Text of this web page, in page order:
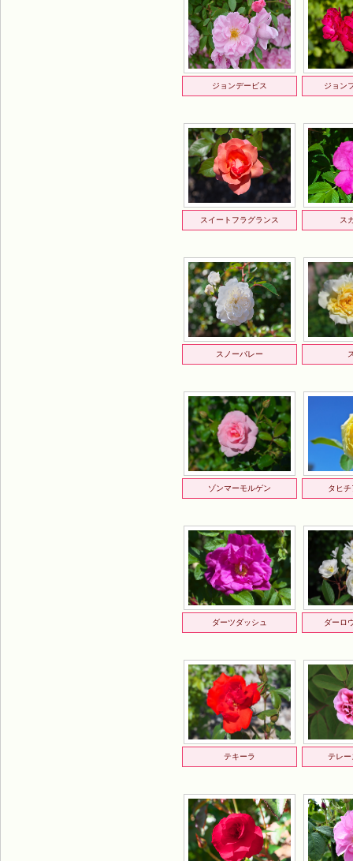
ジョンデービス ジョン
スイートフラグランス ス
スノーバレー
ゾンマーモルゲン タヒ
ダーツダッシュ ダーロ
テキーラ テレー